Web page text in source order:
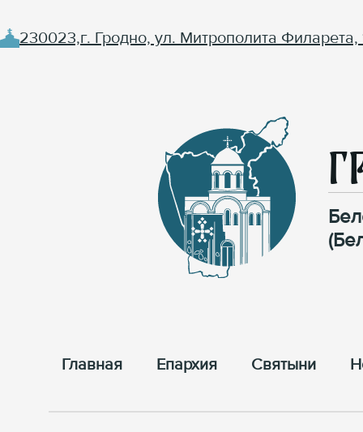
230023,г. Гродно, ул. Митрополита Филарета,
Главная Епархия Cвятыни